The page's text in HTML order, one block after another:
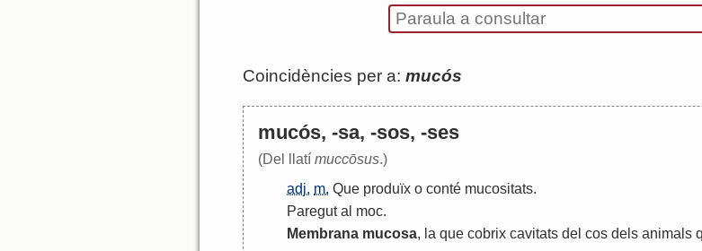
Coincidències per a: mucós
mucós, -sa, -sos, -ses
(Del llatí muccōsus.)
adj. m. Que produïx o conté mucositats.
Paregut al moc.
Membrana mucosa, la que cobrix cavitats del cos dels animals